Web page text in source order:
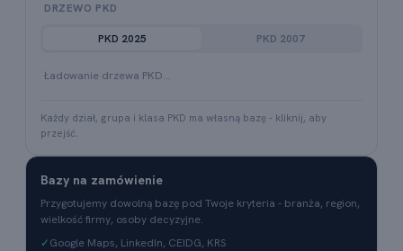
DRZEWO PKD
PKD 2025 PKD 2007
Ładowanie drzewa PKD…
Każdy dział, grupa i klasa PKD ma własną bazę - kliknij, aby
przejść.
Bazy na zamówienie
Przygotujemy dowolną bazę pod Twoje kryteria - branża, region,
wielkość firmy, osoby decyzyjne.
✓Google Maps, LinkedIn, CEIDG, KRS